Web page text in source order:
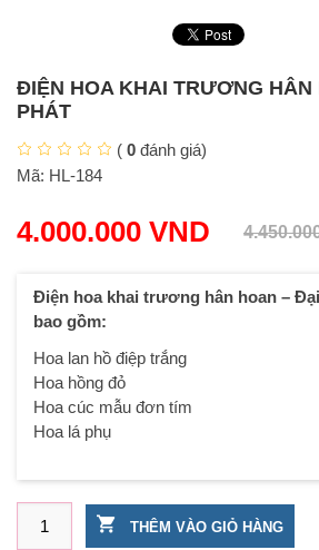
ĐIỆN HOA KHAI TRƯƠNG HÂN
PHÁT
( 0 đánh giá)
Mã: HL-184
4.000.000 VND
Điện hoa khai trương hân hoan –
bao gồm:
Hoa lan hồ điệp trắng
Hoa hồng đỏ
Hoa cúc mẫu đơn tím
Hoa lá phụ
Điện hoa khai trương hân hoan – Đại
THÊM VÀO GIỎ HÀNG